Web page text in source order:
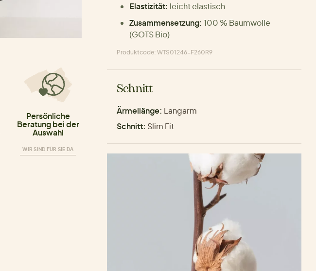
Persönliche
Beratung bei der
Auswahl
WIR SIND FÜR SIE DA
Elastizität: leicht elastisch
Zusammensetzung: 100 % Baumwolle
(GOTS Bio)
Produktcode: WTS01246-F260R9
Schnitt
Ärmellänge: Langarm
Schnitt: Slim Fit